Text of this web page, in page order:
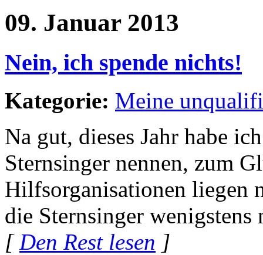
09. Januar 2013
Nein, ich spende nichts!
Kategorie: Meine
Na gut, dieses Jahr habe
Sternsinger nennen, zum
Hilfsorganisationen liegen
die Sternsinger
[Den Rest lesen ]